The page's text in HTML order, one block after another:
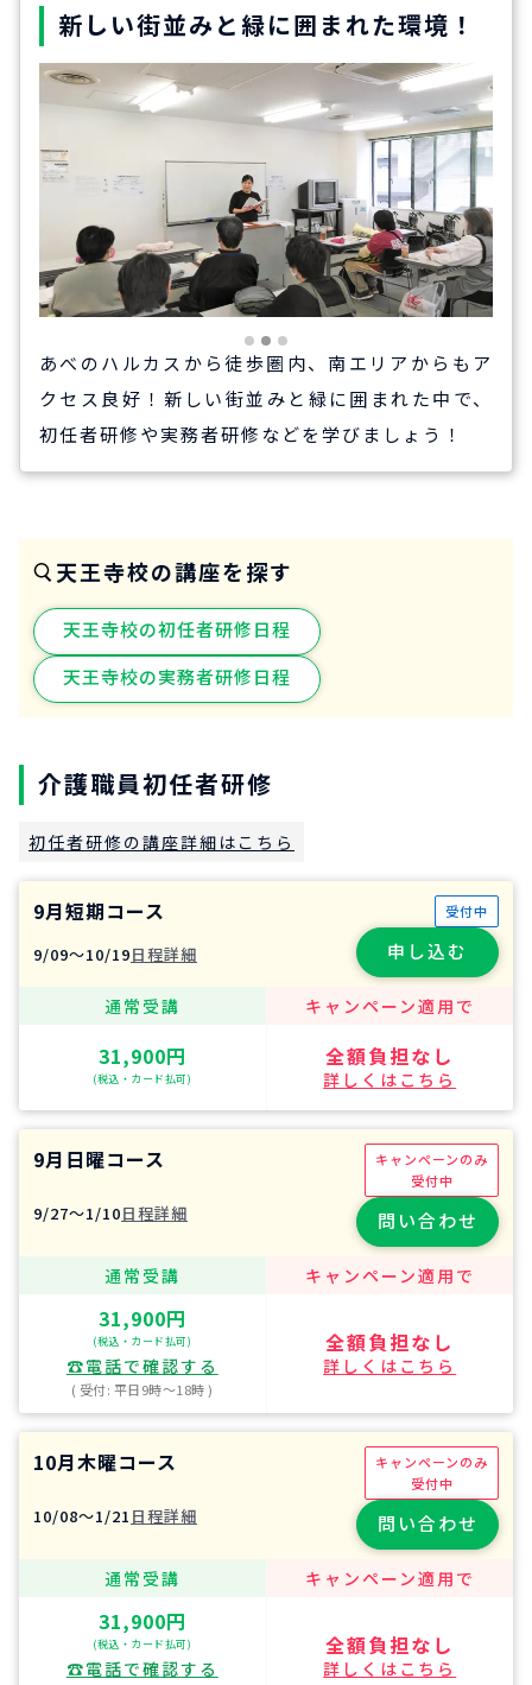
新しい街並みと緑に囲まれた環境！
あべのハルカスから徒歩圏内、南エリアからもア
クセス良好！新しい街並みと緑に囲まれた中で、
初任者研修や実務者研修などを学びましょう！
天王寺校の講座を探す
天王寺校の初任者研修日程
天王寺校の実務者研修日程
介護職員初任者研修
初任者研修の講座詳細はこちら
9月短期コース
9/09〜10/19日程詳細
受付中
申し込む
通常受講
31,900円
(税込・カード払可)
キャンペーン適用で
全額負担なし
詳しくはこちら
9月日曜コース
9/27〜1/10日程詳細
キャンペーンのみ
受付中
問い合わせ
通常受講
31,900円
(税込・カード払可)
☎︎電話で確認する
( 受付: 平日9時〜18時 )
キャンペーン適用で
全額負担なし
詳しくはこちら
10月木曜コース
10/08〜1/21 日程詳細
キャンペーンのみ
受付中
問い合わせ
通常受講
31,900円
(税込・カード払可)
☎︎電話で確認する
キャンペーン適用で
全額負担なし
詳しくはこちら